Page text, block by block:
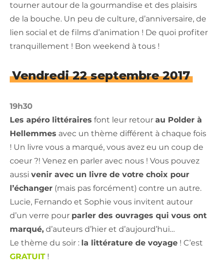
tourner autour de la gourmandise et des plaisirs
de la bouche. Un peu de culture, d’anniversaire, de
lien social et de films d’animation ! De quoi profiter
tranquillement ! Bon weekend à tous !
Vendredi 22 septembre 2017
19h30
Les apéro littéraires font leur retour au Polder à
Hellemmes avec un thème différent à chaque fois
! Un livre vous a marqué, vous avez eu un coup de
coeur ?! Venez en parler avec nous ! Vous pouvez ​
aussi venir avec un​ livre de votre choix pour
l’échanger ​(mais pas forcément)​ contre un autre.
Lucie, Fernando et Sophie vous invitent autour
d’un verre pour parler des ouvrages qui vous ont
marqué, d’auteurs d’hier et d’aujourd’hui…
Le thème du soir : la littérature de voyage ! C’est
GRATUIT !